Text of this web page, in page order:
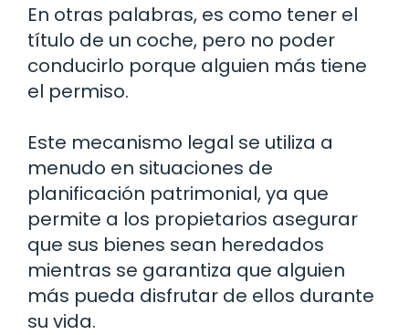
En otras palabras, es como tener el
título de un coche, pero no poder
conducirlo porque alguien más tiene
el permiso.
Este mecanismo legal se utiliza a
menudo en situaciones de
planificación patrimonial, ya que
permite a los propietarios asegurar
que sus bienes sean heredados
mientras se garantiza que alguien
más pueda disfrutar de ellos durante
su vida.